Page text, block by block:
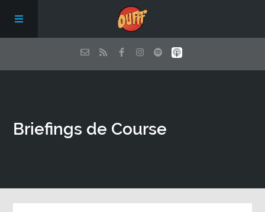
Qui sommes nous ?
Briefings de Course